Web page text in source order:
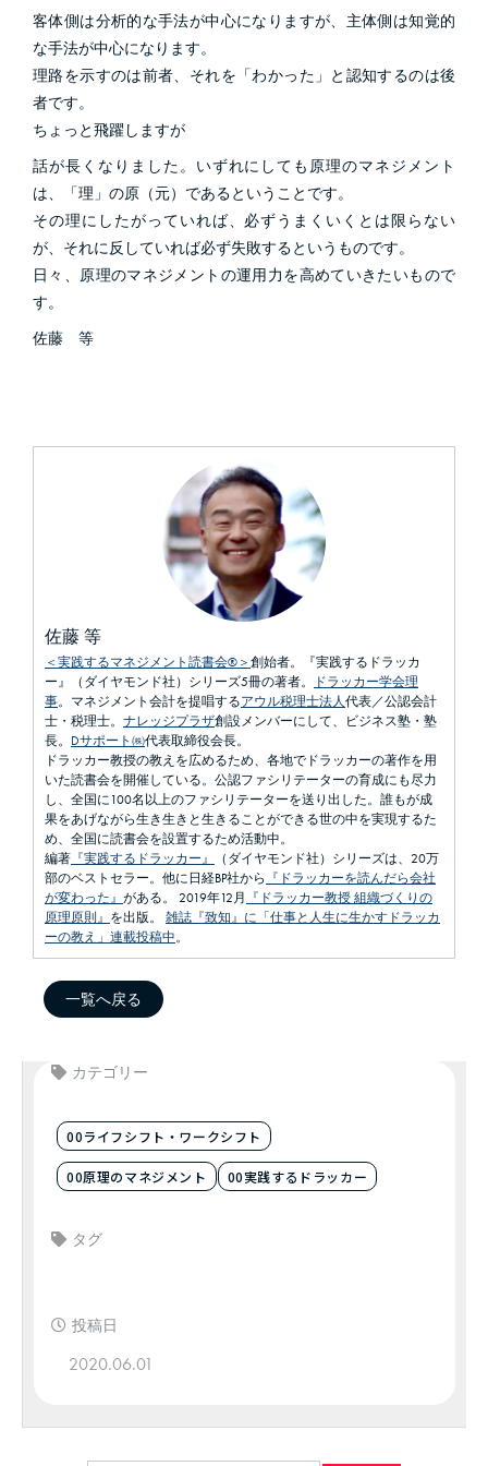
客体側は分析的な手法が中心になりますが、主体側は知覚的
な手法が中心になります。
理路を示すのは前者、それを「わかった」と認知するのは後
者です。
ちょっと飛躍しますが
話が長くなりました。いずれにしても原理のマネジメント
は、「理」の原（元）であるということです。
その理にしたがっていれば、必ずうまくいくとは限らない
が、それに反していれば必ず失敗するというものです。
日々、原理のマネジメントの運用力を高めていきたいもので
す。
佐藤 等
佐藤 等
＜実践するマネジメント読書会®＞創始者。『実践するドラッカ
ー』（ダイヤモンド社）シリーズ5冊の著者。
ドラッカー学会理
事。マネジメント会計を提唱するアウル税理士法人代表／公認会計
士・税理士。 ナレッジプラザ創設メンバーにして、ビジネス塾・塾
長。 Dサポート㈱代表取締役会長。
ドラッカー教授の教えを広めるため、各地でドラッカーの著作を用
いた読書会を開催している。公認ファシリテーターの育成にも尽力
し、全国に100名以上のファシリテーターを送り出した。誰もが成
果をあげながら生き生きと生きることができる世の中を実現するた
め、全国に読書会を設置するため活動中。
編著 『実践するドラッカー』
（ダイヤモンド社）シリーズは、20万
部のベストセラー。他に日経BP社から 『ドラッカーを読んだら会社
が変わった』 がある。 2019年12月 『ドラッカー教授 組織づくりの
原理原則』 を出版。 雑誌『致知』に「仕事と人生に生かすドラッカ
ーの教え」連載投稿中。
一覧へ戻る
カテゴリー
00ライフシフト・ワークシフト
00原理のマネジメント 00実践するドラッカー
タグ
投稿日
2020.06.01